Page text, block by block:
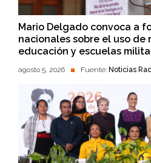
Mario Delgado convoca a
nacionales sobre el uso de
educación y escuelas
agosto 5, 2026 Fuente: Noticias